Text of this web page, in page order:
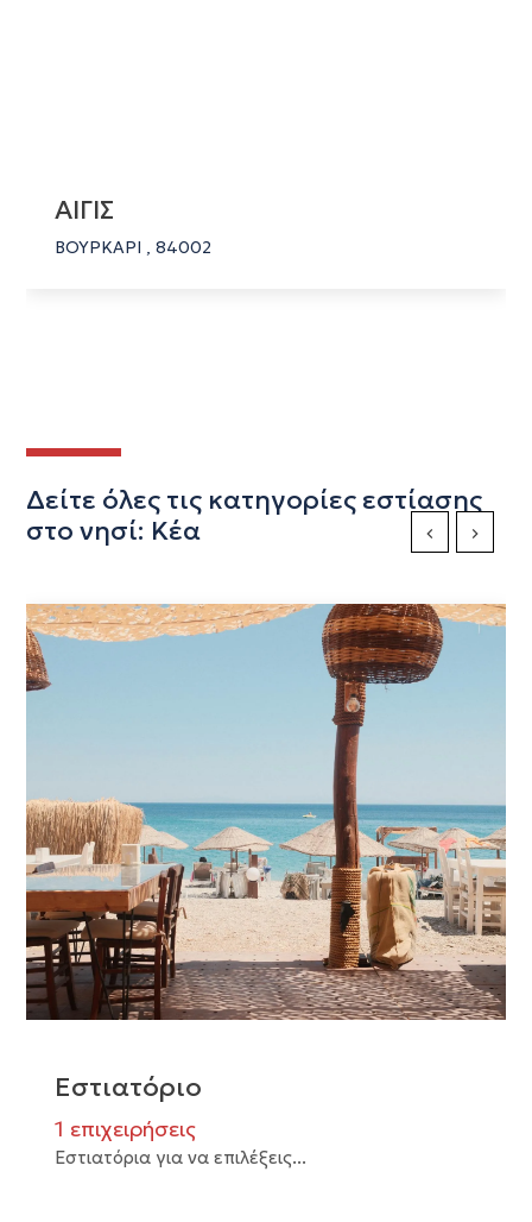
ΑΙΓΙΣ
ΒΟΥΡΚΑΡΙ , 84002
Δείτε όλες τις κατηγορίες εστίασης
στο νησί: Κέα
Εστιατόριο
1 επιχειρήσεις
Εστιατόρια για να επιλέξεις...
Previous Slide
Next